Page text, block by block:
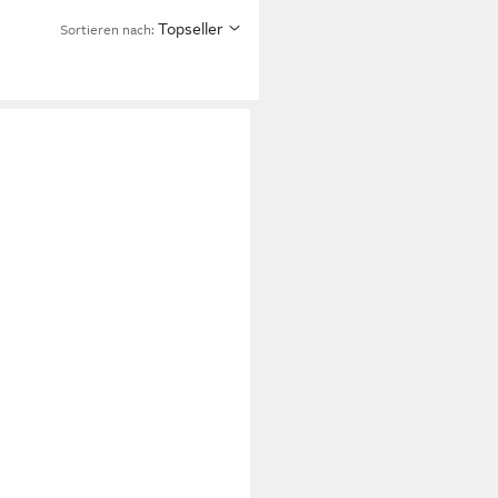
Sortieren nach: Topseller